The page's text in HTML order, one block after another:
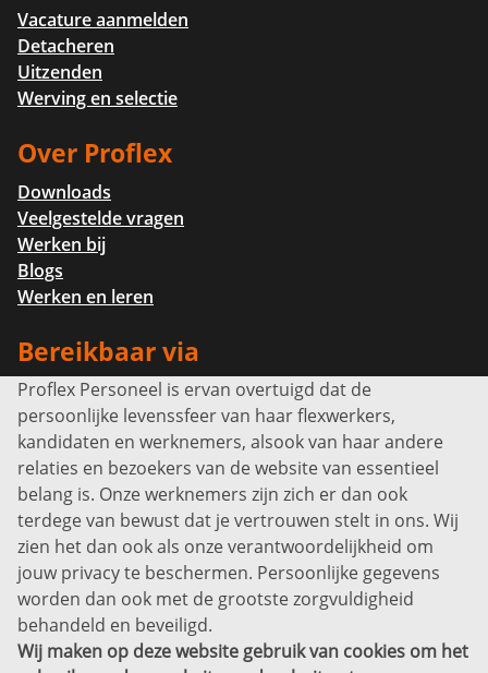
Vacature aanmelden
Detacheren
Uitzenden
Werving en selectie
Over Proflex
Downloads
Veelgestelde vragen
Werken bij
Blogs
Werken en leren
Bereikbaar via
Info@proflexpersoneel.nl
Bel ons:+31 (0)85 0450040
Prins Willem-Alexanderlaan 301
7311 SW Apeldoorn
Disclaimer
Privacyverklaring
Sitemap
Copyright
Bekijk ook eens
Proflex Personeel is ervan overtuigd dat de
persoonlijke levenssfeer van haar flexwerkers,
kandidaten en werknemers, alsook van haar andere
relaties en bezoekers van de website van essentieel
belang is. Onze werknemers zijn zich er dan ook
terdege van bewust dat je vertrouwen stelt in ons. Wij
zien het dan ook als onze verantwoordelijkheid om
jouw privacy te beschermen. Persoonlijke gegevens
worden dan ook met de grootste zorgvuldigheid
behandeld en beveiligd.
Wij maken op deze website gebruik van cookies om het